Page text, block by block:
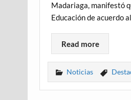
Madariaga, manifestó
Educación de acuerdo
Read more
Noticias